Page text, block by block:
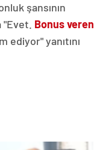
şansının
Bonus veren
ediyor" yanıtını